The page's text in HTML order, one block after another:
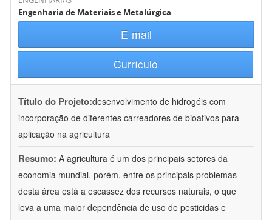
Engenharia de Materiais e Metalúrgica
E-mail
Currículo
Título do Projeto:desenvolvimento de hidrogéis com
incorporação de diferentes carreadores de bioativos para
aplicação na agricultura
Resumo: A agricultura é um dos principais setores da
economia mundial, porém, entre os principais problemas
desta área está a escassez dos recursos naturais, o que
leva a uma maior dependência de uso de pesticidas e